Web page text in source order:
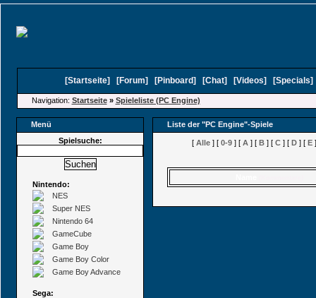
[Startseite] [Forum] [Pinboard] [Chat] [Videos] [Specials
Navigation: Startseite» Spieleliste (PC Engine)
Menü
Liste der "PC Engine"-Spiele
Spielsuche:
Nintendo:
NES
Super NES
Nintendo 64
GameCube
Game Boy
Game Boy Color
Game Boy Advance
Sega:
[ Alle ] [ 0-9 ] [ A ] [ B ] [ C ] [ D ] [ E